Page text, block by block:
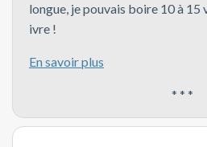
longue, je pouvais boire 10 à 15
ivre !
En savoir plus
* * *